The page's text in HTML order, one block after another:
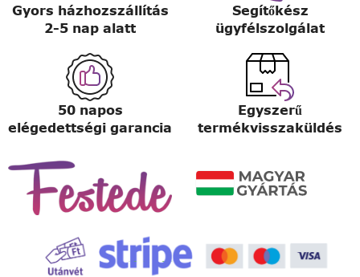
Gyors házhozszállítás
2-5 nap alatt
Segítőkész
ügyfélszolgálat
50 napos
elégedettségi garancia
Egyszerű
termékvisszaküldés